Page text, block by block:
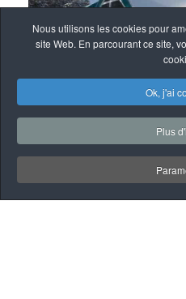
Nous utilisons les cookies pour
site Web. En parcourant ce site,
Ok, j'ai
Plus